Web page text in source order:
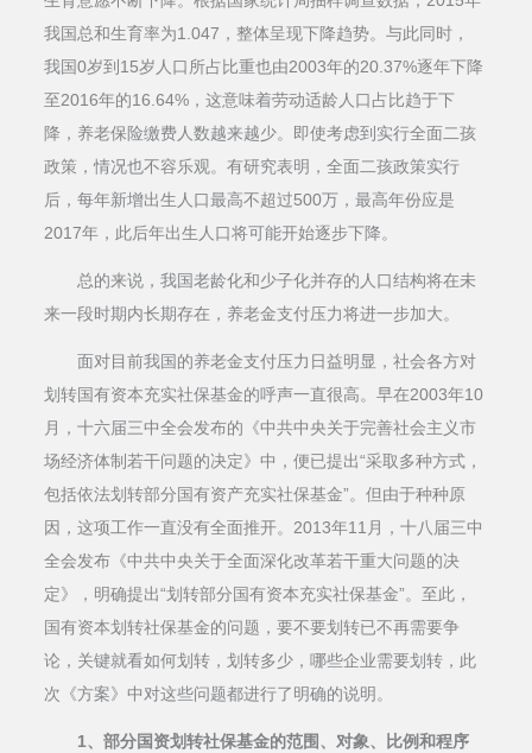
我国总和生育率为1.047，整体呈现下降趋势。与此同时，
我国0岁到15岁人口所占比重也由2003年的20.37%逐年下降
至2016年的16.64%，这意味着劳动适龄人口占比趋于下
降，养老保险缴费人数越来越少。即使考虑到实行全面二孩
政策，情况也不容乐观。有研究表明，全面二孩政策实行
后，每年新增出生人口最高不超过500万，最高年份应是
2017年，此后年出生人口将可能开始逐步下降。
总的来说，我国老龄化和少子化并存的人口结构将在未
来一段时期内长期存在，养老金支付压力将进一步加大。
面对目前我国的养老金支付压力日益明显，社会各方对
划转国有资本充实社保基金的呼声一直很高。早在2003年10
月，十六届三中全会发布的《中共中央关于完善社会主义市
场经济体制若干问题的决定》中，便已提出“采取多种方式，
包括依法划转部分国有资产充实社保基金”。但由于种种原
因，这项工作一直没有全面推开。2013年11月，十八届三中
全会发布《中共中央关于全面深化改革若干重大问题的决
定》，明确提出“划转部分国有资本充实社保基金”。至此，
国有资本划转社保基金的问题，要不要划转已不再需要争
论，关键就看如何划转，划转多少，哪些企业需要划转，此
次《方案》中对这些问题都进行了明确的说明。
1、部分国资划转社保基金的范围、对象、比例和程序